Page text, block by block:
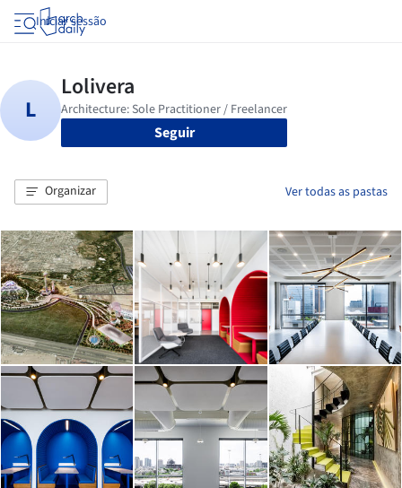
Iniciar sessão
Seguir
Organizar Ver todas as pastas